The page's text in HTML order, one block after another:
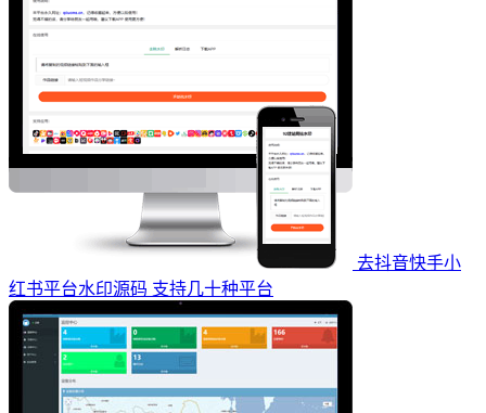
去抖音快手小
红书平台水印源码 支持几十种平台